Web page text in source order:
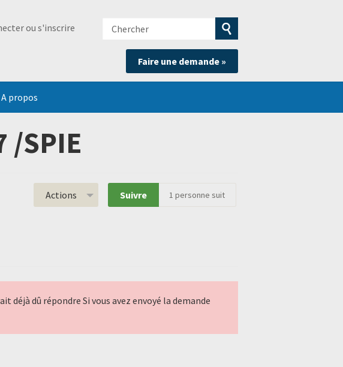
ou s'inscrire
Chercher
Soumettre
la
recherche
Faire une demande »
A propos
/SPIE
Actions Suivre 1 personne suit
déjà dû répondre Si vous avez envoyé la demande